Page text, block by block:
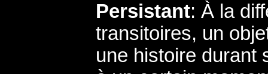
Persistant: À la
transitoires, un
une histoire durant